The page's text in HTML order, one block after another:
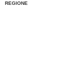
REGIONE